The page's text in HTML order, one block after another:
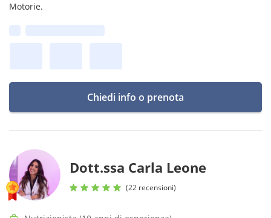
Motorie.
Chiedi info o prenota
Dott.ssa Carla Leone
(22 recensioni)